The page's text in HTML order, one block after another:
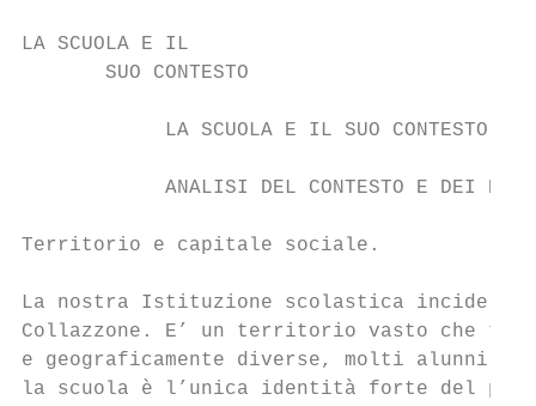
LA SCUOLA E IL
SUO CONTESTO
            LA SCUOLA E IL SUO CONTESTO
ANALISI DEL CONTESTO E DEI
Territorio e capitale sociale.
La nostra Istituzione scolastica incide
Collazzone. E’ un territorio vasto che
e geograficamente diverse, molti alunni
la scuola è l’unica identità forte del